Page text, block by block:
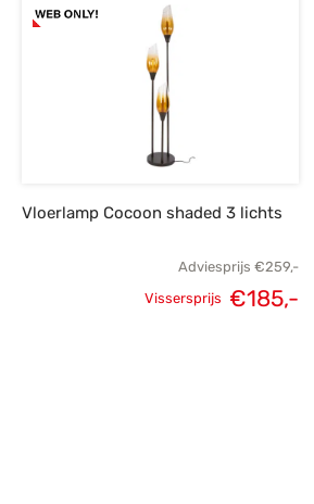
€275,-.
Vloerlamp Cocoon shaded 3 lichts
Adviesprijs €259,-
Vissersprijs €185,-